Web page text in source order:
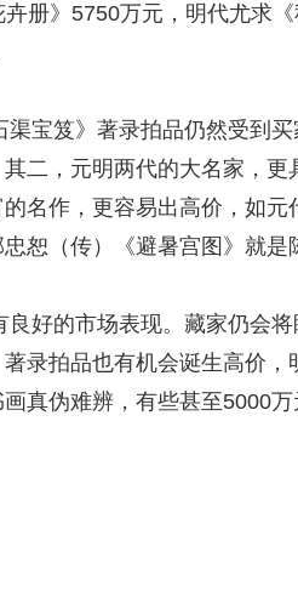
册》5750万元，明代尤求
笈》著录拍品仍然受到买
二，元明两代的大名家，
名作，更容易出高价，如
恕（传）《避暑宫图》就是
的市场表现。藏家仍会将
录拍品也有机会诞生高价
真伪难辨，有些甚至5000